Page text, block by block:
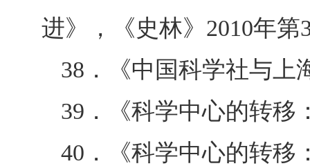
进》，《史林》2010年第
38 ．《中国科学社与上
39 ．《科学中心的转
40 ．《科学中心的转